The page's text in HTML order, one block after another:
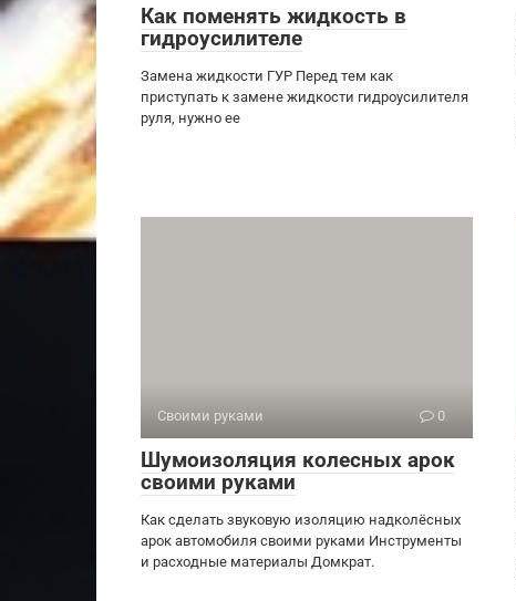
Как поменять жидкость в
гидроусилителе
Замена жидкости ГУР Перед тем как
приступать к замене жидкости гидроусилителя
руля, нужно ее
Своими руками 0
Шумоизоляция колесных арок
своими руками
Как сделать звуковую изоляцию надколёсных
арок автомобиля своими руками Инструменты
и расходные материалы Домкрат.